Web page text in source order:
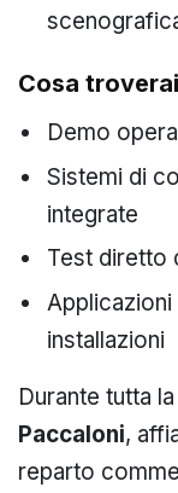
Cosa troverai
Demo
Sistemi di
integrate
Test diretto
installazioni
Durante tutta
Paccaloni,
reparto